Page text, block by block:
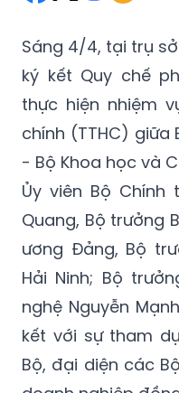
Sáng 4/4, tại trụ
ký kết Quy chế
thực hiện nhiệm
chính (TTHC) giữa
- Bộ Khoa học và
Ủy viên Bộ Chính
Quang, Bộ trưởng
ương Đảng, Bộ
Hải Ninh; Bộ
nghệ Nguyễn
kết với sự tham
Bộ, đại diện các